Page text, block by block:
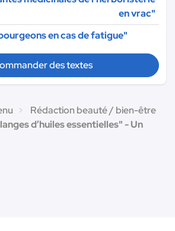
en vrac"
en cas de fatigue"
des textes
Rédaction beauté / bien-être
d’huiles essentielles" - Un